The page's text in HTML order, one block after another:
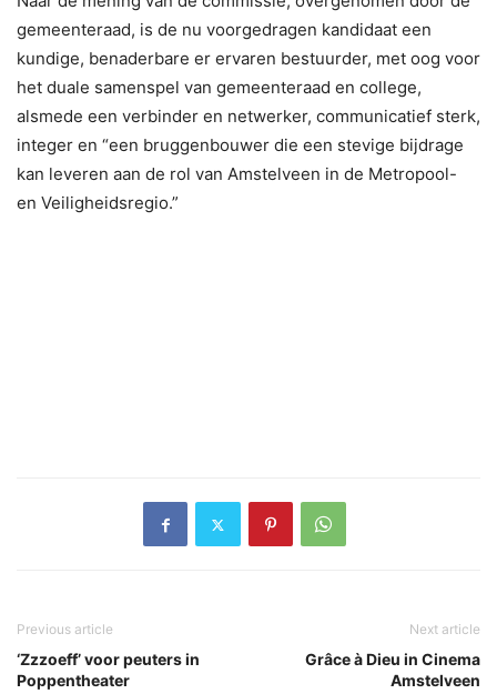
gemeenteraad, is de nu voorgedragen kandidaat een
kundige, benaderbare er ervaren bestuurder, met oog voor
het duale samenspel van gemeenteraad en college,
alsmede een verbinder en netwerker, communicatief sterk,
integer en “een bruggenbouwer die een stevige bijdrage
kan leveren aan de rol van Amstelveen in de Metropool-
en Veiligheidsregio.”
Previous article
‘Zzzoeff’ voor peuters in
Poppentheater
Next article
Grâce à Dieu in Cinema
Amstelveen